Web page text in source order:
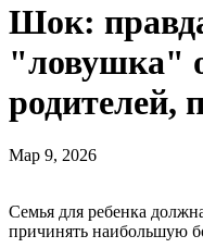
Шок:
"ловушка"
родителей,
Мар 9, 2026
Семья для ребенка должна быть источником поддержки и твердой защитой. Однако иногда самые близкие люди могут
причинять наибольшую